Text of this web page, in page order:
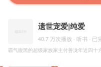
遗世宠爱|纯爱
40.7 万次播放 · 听书 · 已
霸气腹黑的超级家族家主付善泷年近四